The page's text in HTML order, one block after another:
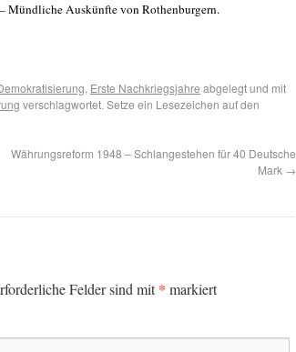
Mündliche Auskünfte von Rothenburgern.
, Erste Nachkriegsjahre abgelegt und mit
verschlagwortet. Setze ein Lesezeichen auf den
Währungsreform 1948 – Schlangestehen für 40 Deutsche
Mark →
Felder sind mit* markiert